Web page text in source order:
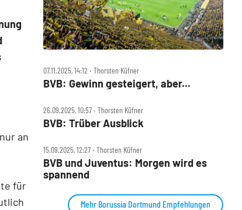
an
für
07.11.2025, 14:12 ‧ Thorsten Küfner
BVB: Gewinn gesteigert, aber...
26.09.2025, 10:57 ‧ Thorsten Küfner
BVB: Trüber Ausblick
15.09.2025, 12:27 ‧ Thorsten Küfner
BVB und Juventus: Morgen wird es
spannend
Mehr Borussia Dortmund Empfehlungen